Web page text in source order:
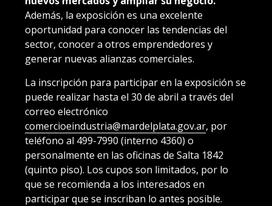
Además, la exposición es una excelente
oportunidad para conocer las tendencias del
sector, conocer a otros emprendedores y
generar nuevas alianzas comerciales.
La inscripción para participar en la exposición se
puede realizar hasta el 30 de abril a través del
correo electrónico
comercioeindustria@mardelplata.gov.ar, por
teléfono al 499-7990 (interno 4360) o
personalmente en las oficinas de Salta 1842
(quinto piso). Los cupos son limitados, por lo
que se recomienda a los interesados en
participar que se inscriban lo antes posible.